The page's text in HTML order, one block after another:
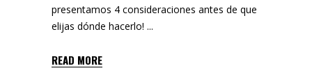
presentamos 4 consideraciones antes de que
elijas dónde hacerlo!
READ MORE